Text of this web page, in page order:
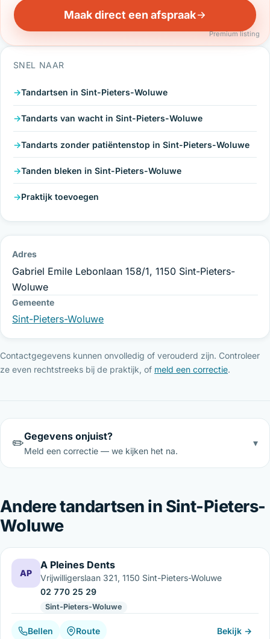
Maak direct een afspraak
Premium listing
SNEL NAAR
Tandartsen in Sint-Pieters-Woluwe
Tandarts van wacht in Sint-Pieters-Woluwe
Tandarts zonder patiëntenstop in Sint-Pieters-Woluwe
Tanden bleken in Sint-Pieters-Woluwe
Praktijk toevoegen
Adres
Gabriel Emile Lebonlaan 158/1, 1150 Sint-Pieters-
Woluwe
Gemeente
Sint-Pieters-Woluwe
Contactgegevens kunnen onvolledig of verouderd zijn. Controleer
ze even rechtstreeks bij de praktijk, of meld een correctie.
✏️Gegevens onjuist?
Meld een correctie — we kijken het na.
▾
Andere tandartsen in Sint-Pieters-
Woluwe
AP
A Pleines Dents
Vrijwilligerslaan 321, 1150 Sint-Pieters-Woluwe
02 770 25 29
Sint-Pieters-Woluwe
Bellen Route Bekijk →